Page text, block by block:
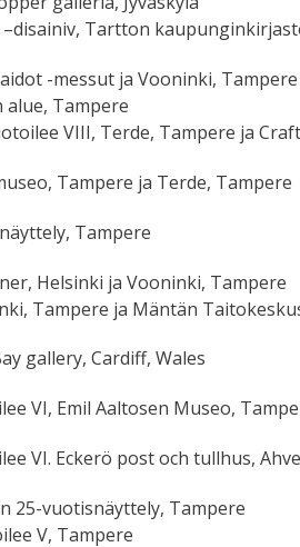
Tartton
-messut ja Vooninki, Tampere
alue, Tampere
VIII, Terde, Tampere ja
Tampere ja Terde, Tampere
Tampere
Helsinki ja Vooninki, Tampere
Tampere ja Mäntän
gallery, Cardiff, Wales
VI, Emil Aaltosen Museo,
VI. Eckerö post och tullhus,
25-vuotisnäyttely, Tampere
V, Tampere